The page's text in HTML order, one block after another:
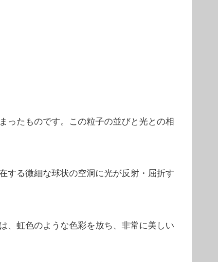
ったものです。この粒子の並びと光との相
する微細な球状の空洞に光が反射・屈折す
、虹色のような色彩を放ち、非常に美しい